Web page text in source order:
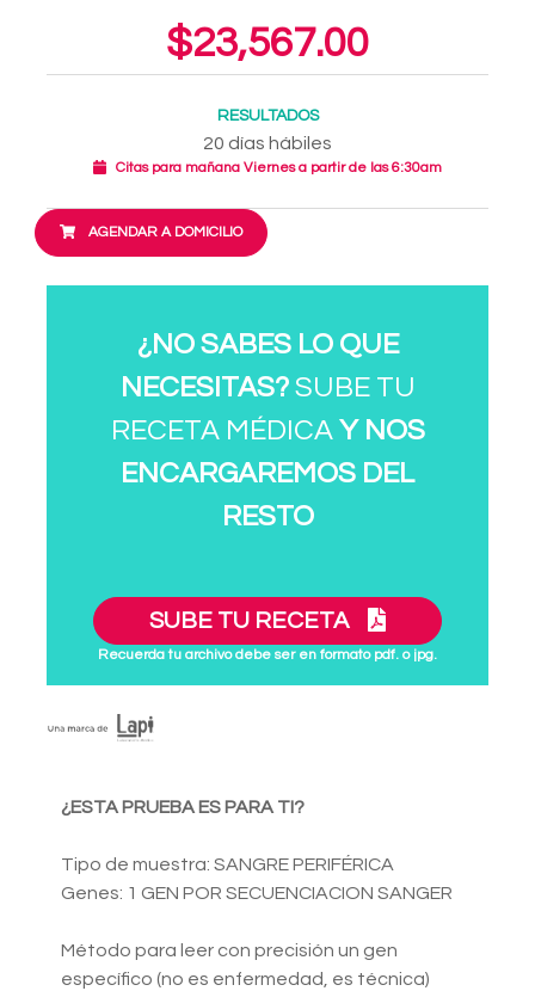
$23,567.00
RESULTADOS
20 días hábiles
Citas para mañana Viernes a partir de las 6:30am
AGENDAR A DOMICILIO
¿NO SABES LO QUE
NECESITAS?SUBE TU
RECETA MÉDICA Y NOS
ENCARGAREMOS DEL
RESTO
SUBE TU RECETA
Recuerda tu archivo debe ser en formato pdf. o jpg.
¿ESTA PRUEBA ES PARA TI?
Tipo de muestra: SANGRE PERIFÉRICA
Genes: 1 GEN POR SECUENCIACION SANGER
Método para leer con precisión un gen
específico (no es enfermedad, es técnica)